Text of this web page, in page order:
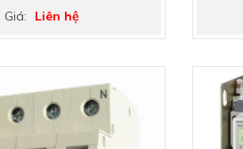
Giá: Liên hệ